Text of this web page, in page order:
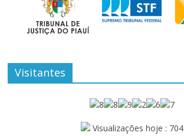
Visitantes
Visualizações hoje : 704